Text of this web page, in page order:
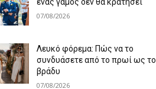
07/08/2026
Λευκό φόρεμα: Πώς να το
συνδυάσετε από το πρωί ως το
βράδυ
07/08/2026